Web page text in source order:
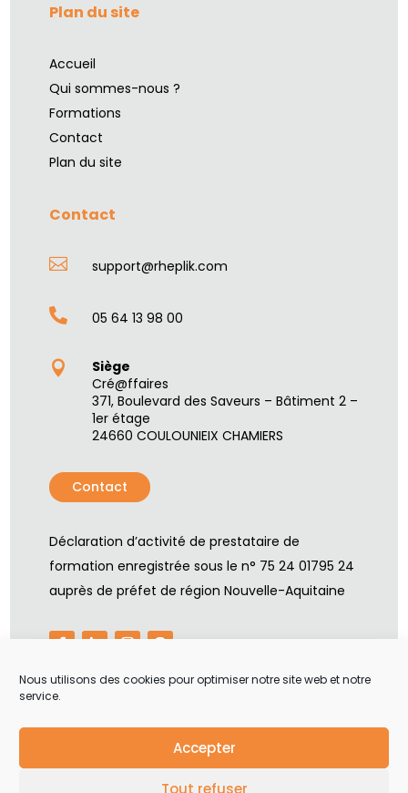
Nous utilisons des cookies pour optimiser notre site web et notre
service.
Accepter
Tout refuser
Plan du site
Accueil
Qui sommes-nous ?
Formations
Contact
Plan du site
Contact
 support@rheplik.com
 05 64 13 98 00

Siège
Cré@ffaires
371, Boulevard des Saveurs – Bâtiment 2 –
1er étage
24660 COULOUNIEIX CHAMIERS
Contact
Déclaration d’activité de prestataire de
formation enregistrée sous le n° 75 24 01795 24
auprès de préfet de région Nouvelle-Aquitaine
ByNeocaminowith ✓
Politique de cookies (UE)–Mentions légales